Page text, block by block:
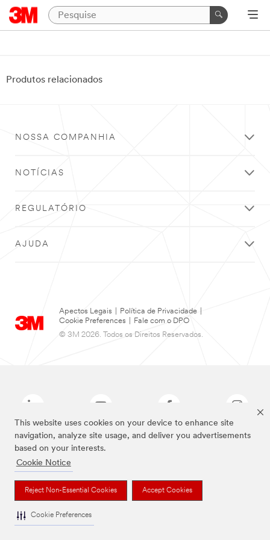
This website uses cookies on your device to enhance site
navigation, analyze site usage, and deliver you advertisements
based on your interests.
Cookie Notice
Reject Non-Essential Cookies Accept Cookies
Cookie Preferences
Produtos relacionados
NOSSA COMPANHIA
NOTÍCIAS
REGULATÓRIO
AJUDA
Apectos Legais Política de Privacidade
Cookie Preferences
Fale com o DPO
© 3M 2026. Todos os Direitos Reservados.
As marcas listadas a cima são marcas comerciais da 3M.